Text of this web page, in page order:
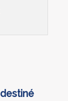
destiné